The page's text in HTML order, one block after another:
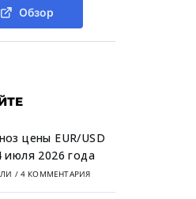
Обзор
цены EUR/USD
июля 2026 года
/ 4 КОММЕНТАРИЯ